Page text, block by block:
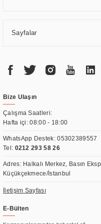
Sayfalar
Bize Ulaşın
Çalışma Saatleri:
Hafta içi: 08:00 - 18:00
WhatsApp Destek:05302389557
Tel: 0212 293 58 26
Adres: Halkalı Merkez, Basın
Küçükçekmece/İstanbul
İletişim Sayfası
E-Bülten